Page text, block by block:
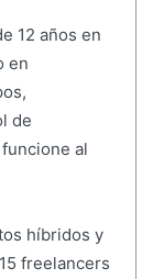
12 años en
en
de
al
híbridos y
freelancers